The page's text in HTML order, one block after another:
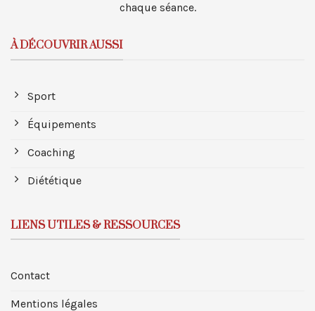
chaque séance.
À DÉCOUVRIR AUSSI
Sport
Équipements
Coaching
Diététique
LIENS UTILES & RESSOURCES
Contact
Mentions légales